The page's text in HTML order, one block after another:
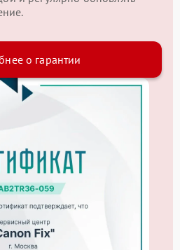
о гарантии